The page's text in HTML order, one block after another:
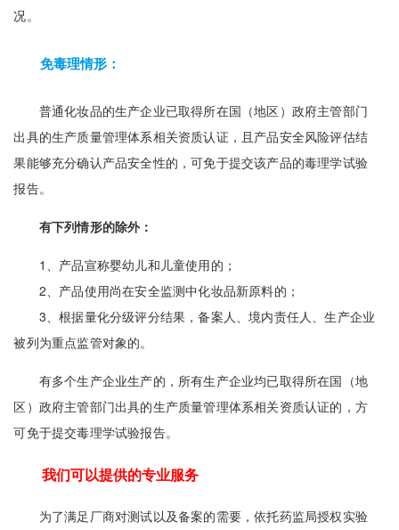
况。
免毒理情形：
普通化妆品的生产企业已取得所在国（地区）政府主管部门
出具的生产质量管理体系相关资质认证，且产品安全风险评估结
果能够充分确认产品安全性的，可免于提交该产品的毒理学试验
报告。
有下列情形的除外：
1、产品宣称婴幼儿和儿童使用的；
2、产品使用尚在安全监测中化妆品新原料的；
3、根据量化分级评分结果，备案人、境内责任人、生产企业
被列为重点监管对象的。
有多个生产企业生产的，所有生产企业均已取得所在国（地
区）政府主管部门出具的生产质量管理体系相关资质认证的，方
可免于提交毒理学试验报告。
我们可以提供的专业服务
为了满足厂商对测试以及备案的需要，依托药监局授权实验